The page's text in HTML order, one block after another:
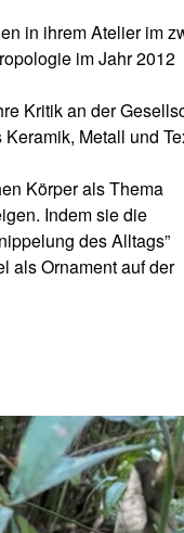
in ihrem Atelier im
im Jahr 2012
Kritik an der
Metall und
Körper als Thema
Indem sie die
des Alltags”
als Ornament auf der